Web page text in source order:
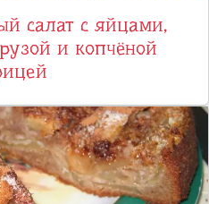
салат с яйцами,
и копчёной